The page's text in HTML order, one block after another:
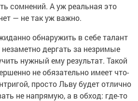
сомнений. А уж реальная это
— не так уж важно.
обнаружить в себе талант
незаметно дергать за незримые
нужный ему результат. Такой
не обязательно имеет что-
просто Льву будет отлично
не напрямую, а в обход: где-то